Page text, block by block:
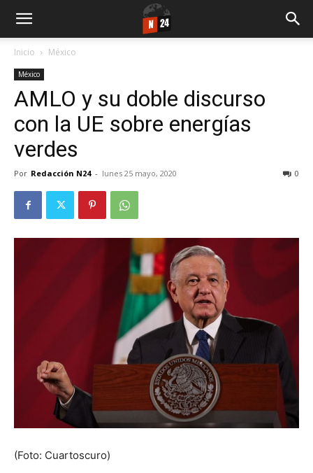
Inicio México
México
AMLO y su doble discurso
con la UE sobre energías
verdes
Por Redacción N24 - lunes 25 mayo, 2020 0
(Foto: Cuartoscuro)